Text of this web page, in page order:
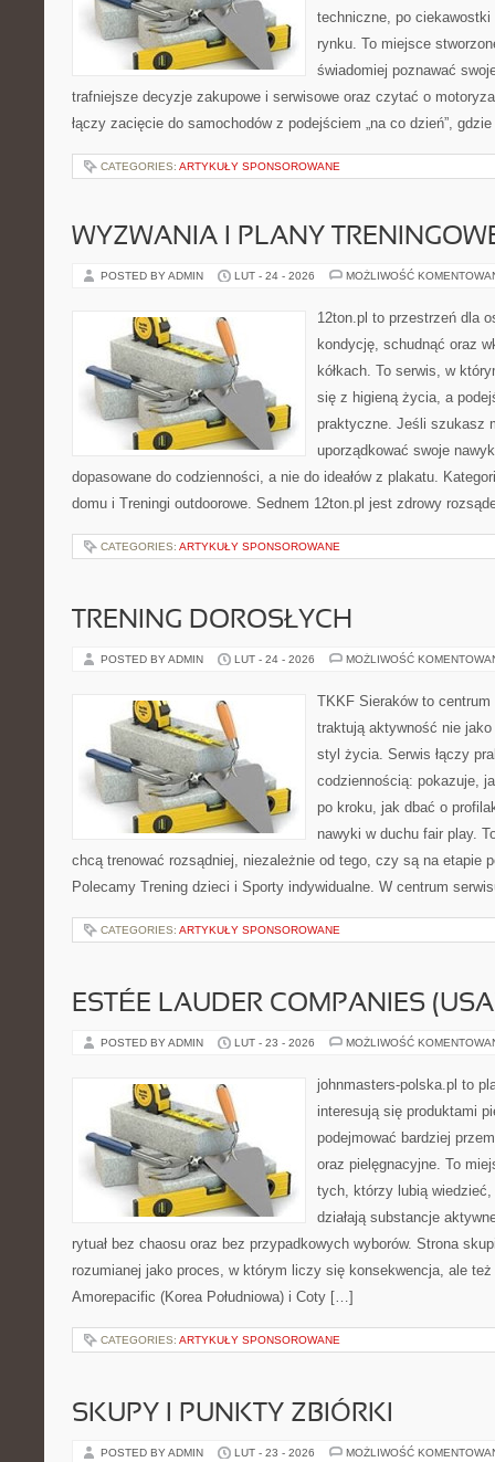
techniczne, po
rynku. To miejsce
świadomiej poznawać
trafniejsze decyzje zakupowe i serwisowe oraz czytać o
łączy zacięcie do samochodów z podejściem „na co dzień”,
CATEGORIES: ARTYKUŁY SPONSOROWANE
WYZWANIA I PLANY
POSTED BY ADMIN LUT - 24 - 2026 MOŻLIWOŚĆ
12ton.pl to przestrzeń dla
kondycję, schudnąć oraz
kółkach. To serwis, w
się z higieną życia, a
praktyczne. Jeśli szukasz
uporządkować swoje
dopasowane do codzienności, a nie do ideałów z plakatu.
domu i Treningi outdoorowe. Sednem 12ton.pl jest zdrowy
CATEGORIES: ARTYKUŁY SPONSOROWANE
TRENING DOROSŁYCH
POSTED BY ADMIN LUT - 24 - 2026 MOŻLIWOŚĆ
TKKF Sieraków to
traktują aktywność nie
styl życia. Serwis łączy
codziennością: pokazuje,
po kroku, jak dbać o
nawyki w duchu fair play.
chcą trenować rozsądniej, niezależnie od tego, czy są na etapie
Polecamy Trening dzieci i Sporty indywidualne. W centrum
CATEGORIES: ARTYKUŁY SPONSOROWANE
ESTÉE LAUDER COMPANIES
POSTED BY ADMIN LUT - 23 - 2026 MOŻLIWOŚĆ
johnmasters-polska.pl to
interesują się produktami
podejmować bardziej
oraz pielęgnacyjne. To
tych, którzy lubią wiedzieć,
działają substancje
rytuał bez chaosu oraz bez przypadkowych wyborów. Strona
rozumianej jako proces, w którym liczy się konsekwencja, ale
Amorepacific (Korea Południowa) i Coty […]
CATEGORIES: ARTYKUŁY SPONSOROWANE
SKUPY I PUNKTY ZBIÓRKI
POSTED BY ADMIN LUT - 23 - 2026 MOŻLIWOŚĆ